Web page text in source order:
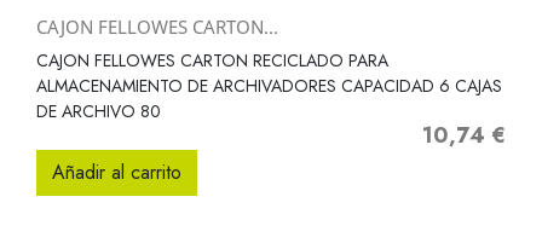
CAJON FELLOWES CARTON...
CAJON FELLOWES CARTON RECICLADO PARA
ALMACENAMIENTO DE ARCHIVADORES CAPACIDAD 6 CAJAS
DE ARCHIVO 80
Precio
10,74 €
Añadir al carrito